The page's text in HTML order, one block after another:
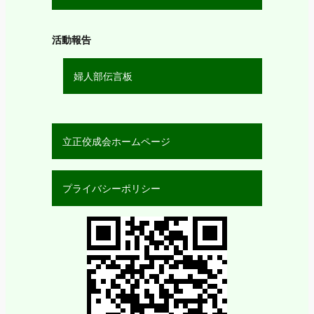
活動報告
婦人部伝言板
立正佼成会ホームページ
プライバシーポリシー